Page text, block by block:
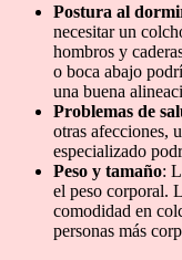
Postura al
necesitar un
hombros y
o boca abajo
una buena
Problemas de
otras afecciones,
especializado
Peso y tamaño:
el peso corporal.
comodidad en
personas más